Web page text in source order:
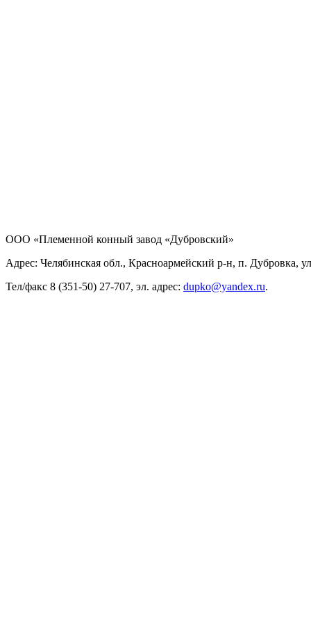
ООО «Племенной конный завод «Дубровский»
Адрес: Челябинская обл., Красноармейский р-н, п. Дубровка,
Тел/факс 8 (351-50) 27-707, эл. адрес: dupko@yandex.ru.